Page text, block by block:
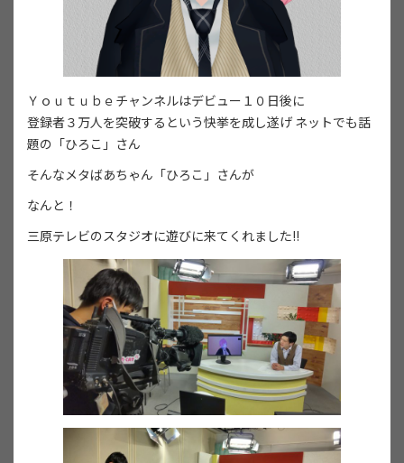
Ｙｏｕｔｕｂｅチャンネルはデビュー１０日後に
登録者３万人を突破するという快挙を成し遂げ ネットでも話
題の「ひろこ」さん
そんなメタばあちゃん「ひろこ」さんが
なんと！
三原テレビのスタジオに遊びに来てくれました!!